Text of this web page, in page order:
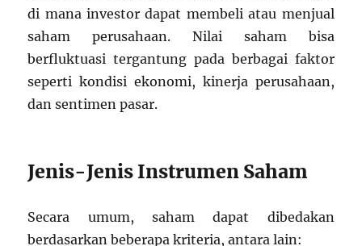
di mana investor dapat membeli atau menjual
saham perusahaan. Nilai saham bisa
berfluktuasi tergantung pada berbagai faktor
seperti kondisi ekonomi, kinerja perusahaan,
dan sentimen pasar.
Jenis-Jenis Instrumen Saham
Secara umum, saham dapat dibedakan
berdasarkan beberapa kriteria, antara lain: